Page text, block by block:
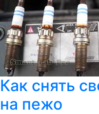
Как снять
на пежо